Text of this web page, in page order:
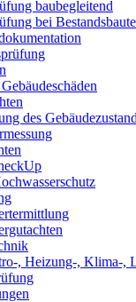
baubegleitend
bei
des
, Heizung-, Klima-,